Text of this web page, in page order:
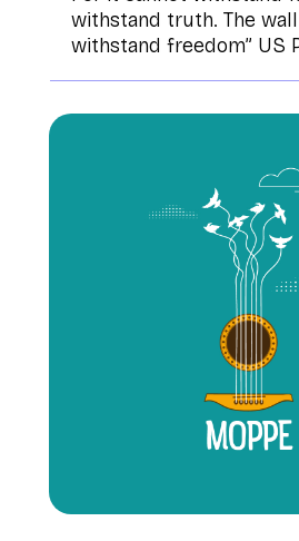
withstand truth. The
withstand freedom” US